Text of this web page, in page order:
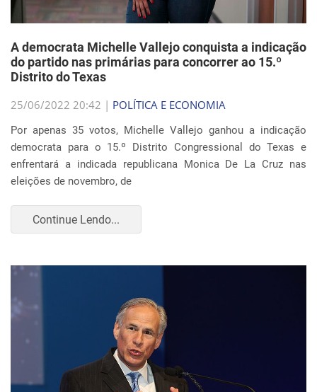
A democrata Michelle Vallejo conquista a indicação
do partido nas primárias para concorrer ao 15.º
Distrito do Texas
25/06/2022 20:42 | POLÍTICA E ECONOMIA
Por apenas 35 votos, Michelle Vallejo ganhou a indicação
democrata para o 15.º Distrito Congressional do Texas e
enfrentará a indicada republicana Monica De La Cruz nas
eleições de novembro, de
Continue Lendo...